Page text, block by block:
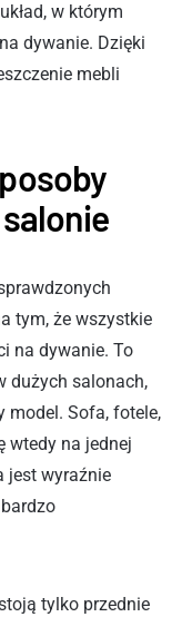
w którym
dywanie. Dzięki
mebli
tym, że wszystkie
na dywanie. To
dużych salonach,
model. Sofa, fotele,
wtedy na jednej
jest wyraźnie
tylko przednie